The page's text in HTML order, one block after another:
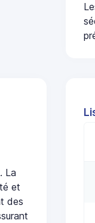
La
et
des